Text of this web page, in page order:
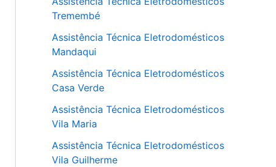
Tremembé
Assistência Técnica Eletrodomésticos
Mandaqui
Assistência Técnica Eletrodomésticos
Casa Verde
Assistência Técnica Eletrodomésticos
Vila Maria
Assistência Técnica Eletrodomésticos
Vila Guilherme